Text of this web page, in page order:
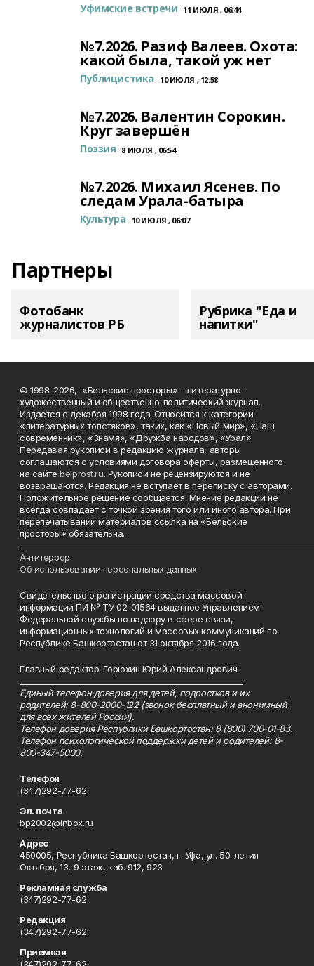
Уфимские встречи 11 ИЮЛЯ , 06:44
№7.2026. Разиф Валеев. Охота:
какой была, такой уж нет
Публицистика 10 ИЮЛЯ , 12:58
№7.2026. Валентин Сорокин.
Круг завершён
Поэзия 8 ИЮЛЯ , 06:54
№7.2026. Михаил Ясенев. По
следам Урала-батыра
Культура 10 ИЮЛЯ , 06:07
Партнеры
Фотобанк
журналистов РБ
Рубрика "Еда и
напитки"
© 1998-2026, «Бельские просторы» - литературно-
художественный и общественно-политический журнал.
Издается с декабря 1998 года. Относится к категории
«литературных толстяков», таких, как «Новый мир», «Наш
современник», «Знамя», «Дружба народов», «Урал».
Передавая рукописи в редакцию журнала, авторы
соглашаются с условиями договора оферты, размещенного
на сайтеbelprost.ru. Рукописи не рецензируются и не
возвращаются. Редакция не вступает в переписку с авторами.
Положительное решение сообщается. Мнение редакции не
всегда совпадает с точкой зрения того или иного автора. При
перепечатывании материалов ссылка на «Бельские
просторы» обязательна.
Антитеррор
Об использовании персональных данных
Свидетельство о регистрации средства массовой
информации ПИ № ТУ 02-01564 выданное Управлением
Федеральной службы по надзору в сфере связи,
информационных технологий и массовых коммуникаций по
Республике Башкортостан от 31 октября 2016 года.
Главный редактор: Горюхин Юрий Александрович
Единый телефон доверия для детей, подростков и их
родителей: 8-800-2000-122 (звонок бесплатный и анонимный
для всех жителей России).
Телефон доверия Республики Башкортостан: 8 (800) 700-01-83.
Телефон психологической поддержки детей и родителей: 8-
800-347-5000.
Телефон
(347)292-77-62
Эл. почта
bp2002@inbox.ru
Адрес
450005, Республика Башкортостан, г. Уфа, ул. 50-летия
Октября, 13, 9 этаж, каб. 912, 923
Рекламная служба
(347)292-77-62
Редакция
(347)292-77-62
Приемная